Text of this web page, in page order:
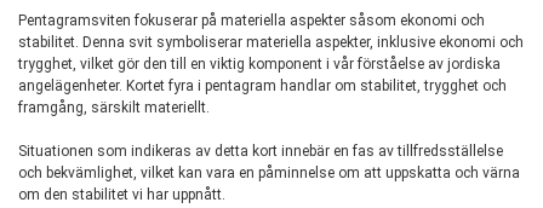
Pentagramsviten fokuserar på materiella aspekter såsom ekonomi och
stabilitet. Denna svit symboliserar materiella aspekter, inklusive ekonomi och
trygghet, vilket gör den till en viktig komponent i vår förståelse av jordiska
angelägenheter. Kortet fyra i pentagram handlar om stabilitet, trygghet och
framgång, särskilt materiellt.
Situationen som indikeras av detta kort innebär en fas av tillfredsställelse
och bekvämlighet, vilket kan vara en påminnelse om att uppskatta och värna
om den stabilitet vi har uppnått.